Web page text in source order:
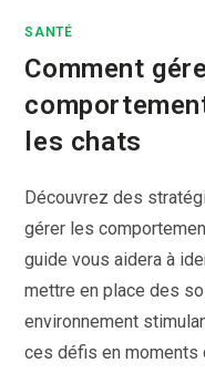
SANTÉ
Comment
les chats
Découvrez des
gérer les
guide vous aidera à
mettre en place des
environnement
ces défis en moments